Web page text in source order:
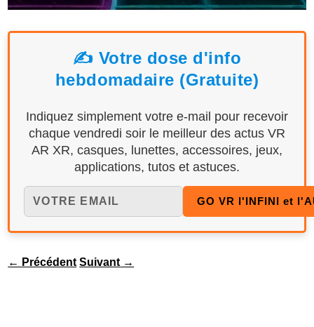
✍️ Votre dose d'info
hebdomadaire (Gratuite)
Indiquez simplement votre e-mail pour recevoir
chaque vendredi soir le meilleur des actus VR
AR XR, casques, lunettes, accessoires, jeux,
applications, tutos et astuces.
← Précédent Suivant →